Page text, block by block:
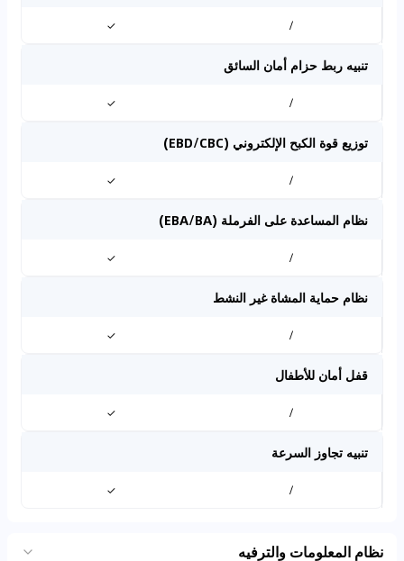
/
✓
تنبيه ربط حزام أمان السائق
/
✓
توزيع قوة الكبح الإلكتروني (EBD/CBC)
/
✓
نظام المساعدة على الفرملة (EBA/BA)
/
✓
نظام حماية المشاة غير النشط
/
✓
قفل أمان للأطفال
/
✓
تنبيه تجاوز السرعة
/
✓
نظام المعلومات والترفيه